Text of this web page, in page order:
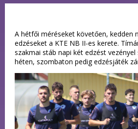
A hétfői méréseket követően, kedden
edzéseket a KTE NB II-es kerete.
szakmai stáb napi két edzést
héten, szombaton pedig edzésjáték